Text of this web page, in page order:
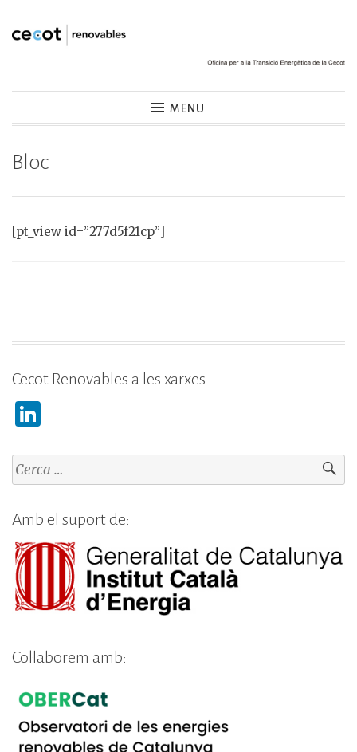
Skip
Cecot Renovables
MENU
Bloc
[pt_view id=”277d5f21cp”]
Cecot Renovables a les xarxes
k
e
dI
n
Cerca:
Amb el suport de:
Col·laborem amb: